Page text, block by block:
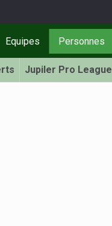
Equipes Personnes
Jupiler Pro League